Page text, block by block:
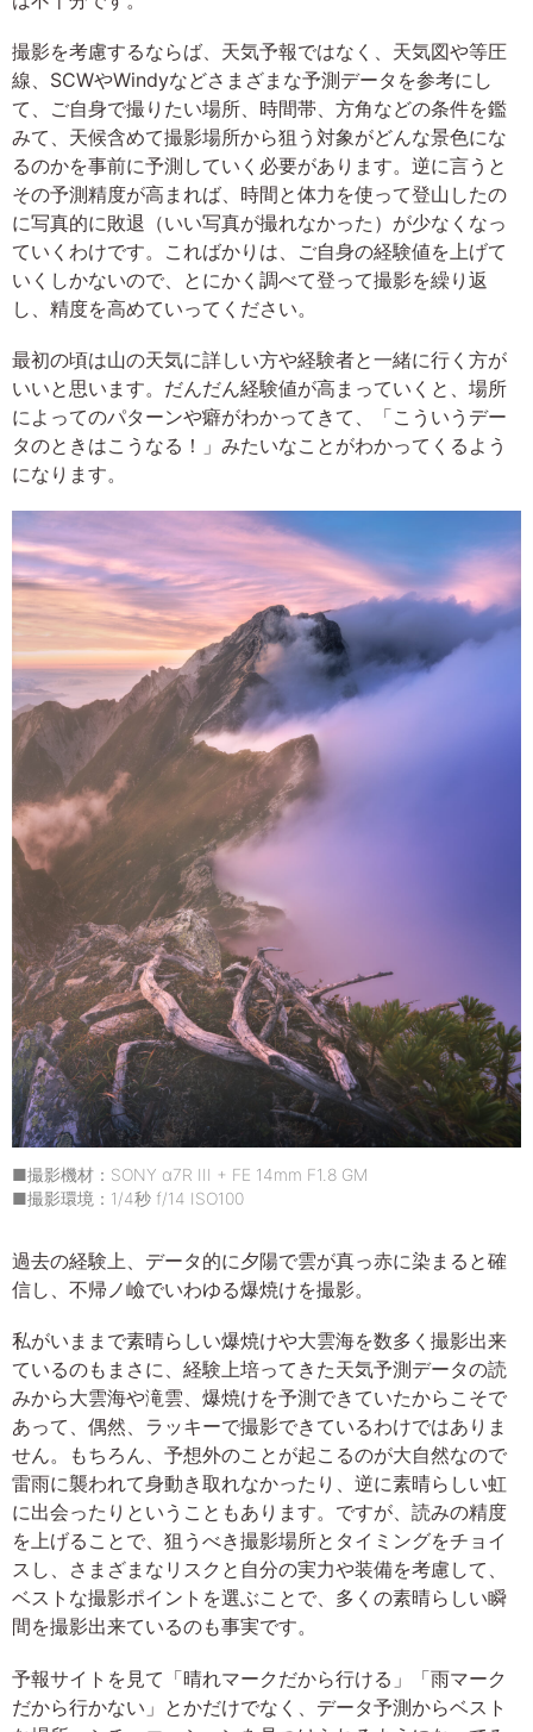
撮影を考慮するならば、天気予報ではなく、天気図や等圧
線、SCWやWindyなどさまざまな予測データを参考にし
て、ご自身で撮りたい場所、時間帯、方角などの条件を鑑
みて、天候含めて撮影場所から狙う対象がどんな景色にな
るのかを事前に予測していく必要があります。逆に言うと
その予測精度が高まれば、時間と体力を使って登山したの
に写真的に敗退（いい写真が撮れなかった）が少なくなっ
ていくわけです。こればかりは、ご自身の経験値を上げて
いくしかないので、とにかく調べて登って撮影を繰り返
し、精度を高めていってください。
最初の頃は山の天気に詳しい方や経験者と一緒に行く方が
いいと思います。だんだん経験値が高まっていくと、場所
によってのパターンや癖がわかってきて、「こういうデー
タのときはこうなる！」みたいなことがわかってくるよう
になります。
■撮影機材：SONY α7R III + FE 14mm F1.8 GM
■撮影環境：1/4秒 f/14 ISO100
過去の経験上、データ的に夕陽で雲が真っ赤に染まると確
信し、不帰ノ嶮でいわゆる爆焼けを撮影。
私がいままで素晴らしい爆焼けや大雲海を数多く撮影出来
ているのもまさに、経験上培ってきた天気予測データの読
みから大雲海や滝雲、爆焼けを予測できていたからこそで
あって、偶然、ラッキーで撮影できているわけではありま
せん。もちろん、予想外のことが起こるのが大自然なので
雷雨に襲われて身動き取れなかったり、逆に素晴らしい虹
に出会ったりということもあります。ですが、読みの精度
を上げることで、狙うべき撮影場所とタイミングをチョイ
スし、さまざまなリスクと自分の実力や装備を考慮して、
ベストな撮影ポイントを選ぶことで、多くの素晴らしい瞬
間を撮影出来ているのも事実です。
予報サイトを見て「晴れマークだから行ける」「雨マーク
だから行かない」とかだけでなく、データ予測からベスト